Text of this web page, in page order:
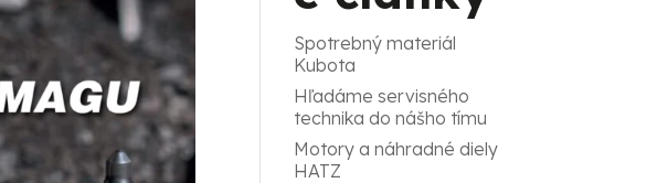
Spotrebný materiál
Kubota
Hľadáme servisného
technika do nášho tímu
Motory a náhradné diely
HATZ